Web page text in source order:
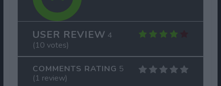
USER REVIEW 4
(10 votes)
COMMENTS RATING 5
(1 review)